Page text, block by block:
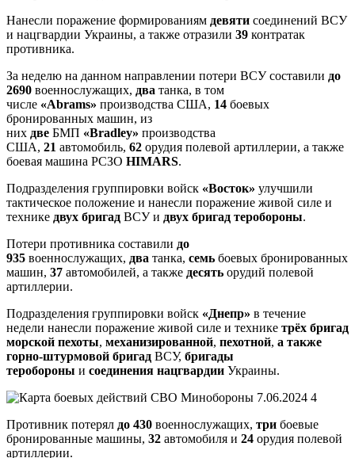
Нанесли поражение формированиям девяти соединений ВСУ
и нацгвардии Украины, а также отразили 39 контратак
противника.
За неделю на данном направлении потери ВСУ составили до
2690 военнослужащих, два танка, в том
числе «Abrams» производства США, 14 боевых
бронированных машин, из
них две БМП «Bradley» производства
США, 21 автомобиль, 62 орудия полевой артиллерии, а также
боевая машина РСЗО HIMARS.
Подразделения группировки войск «Восток» улучшили
тактическое положение и нанесли поражение живой силе и
технике двух бригад ВСУ и двух бригад теробороны.
Потери противника составили до
935 военнослужащих, два танка, семь боевых бронированных
машин, 37 автомобилей, а также десять орудий полевой
артиллерии.
Подразделения группировки войск «Днепр» в течение
недели нанесли поражение живой силе и технике трёх бригад
морской пехоты, механизированной, пехотной, а также
горно-штурмовой бригад ВСУ, бригады
теробороны и соединения нацгвардии Украины.
Противник потерял до 430 военнослужащих, три боевые
бронированные машины, 32 автомобиля и 24 орудия полевой
артиллерии.